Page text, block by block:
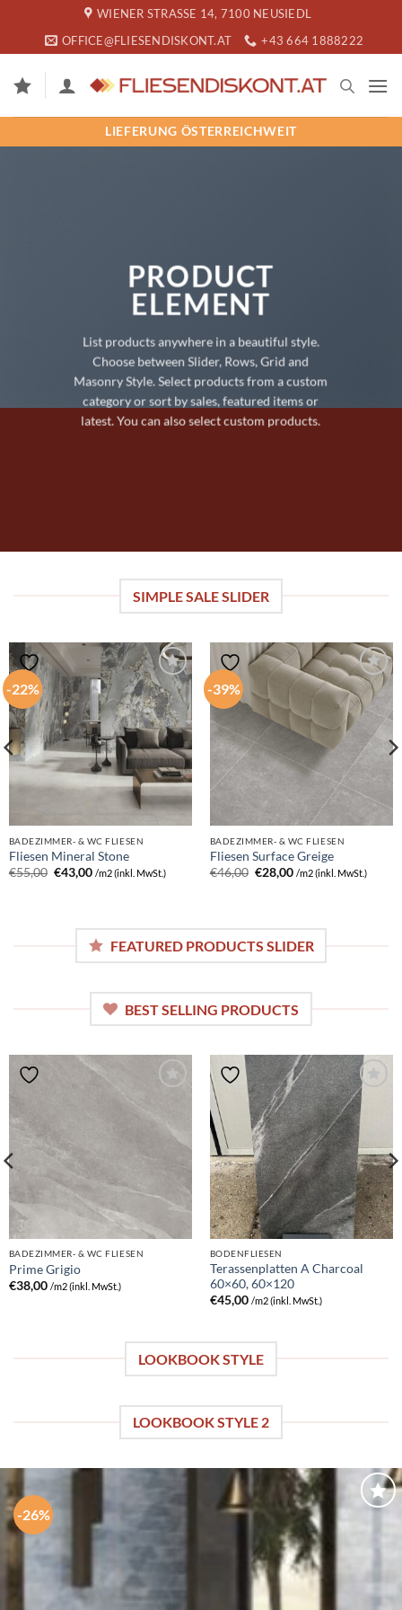
springen
WIENER STRASSE 14, 7100 NEUSIEDL
OFFICE@FLIESENDISKONT.AT
+43 664 1888222
LIEFERUNG ÖSTERREICHWEIT
PRODUCT
ELEMENT
List products anywhere in a beautiful style.
Choose between Slider, Rows, Grid and
Masonry Style. Select products from a custom
category or sort by sales, featured items or
latest. You can also select custom products.
SIMPLE SALE SLIDER
-22%
BADEZIMMER- & WC FLIESEN
Fliesen Mineral Stone
€55,00 Ursprünglicher
Preis
€43,00Aktueller
Preis
/m2 (inkl. MwSt.)
-39%
BADEZIMMER- & WC FLIESEN
Fliesen Surface Greige
€46,00 Ursprünglicher
Preis
€28,00Aktueller
Preis
/m2 (inkl. MwSt.)
FEATURED PRODUCTS SLIDER
BEST SELLING PRODUCTS
BADEZIMMER- & WC FLIESEN
Prime Grigio
€38,00 /m2 (inkl. MwSt.)
BODENFLIESEN
Terassenplatten A Charcoal
60×60, 60×120
€45,00 /m2 (inkl. MwSt.)
LOOKBOOK STYLE
LOOKBOOK STYLE 2
-26%